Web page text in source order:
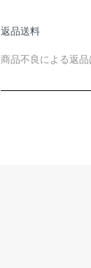
返品送料
商品不良による返品